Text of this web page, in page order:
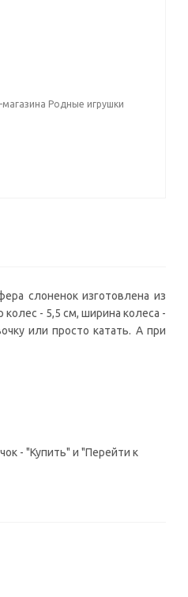
Родные игрушки
слоненок изготовлена из
- 5,5 см, ширина колеса -
или просто катать. А при
- "Купить" и "Перейти к